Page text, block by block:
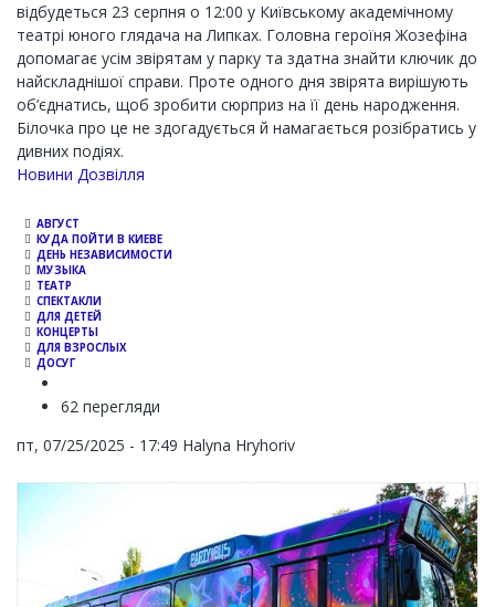
відбудеться 23 серпня о 12:00 у Київському академічному
театрі юного глядача на Липках. Головна героїня Жозефіна
допомагає усім звірятам у парку та здатна знайти ключик до
найскладнішої справи. Проте одного дня звірята вирішують
об’єднатись, щоб зробити сюрприз на її день народження.
Білочка про це не здогадується й намагається розібратись у
дивних подіях.
Channel
Новини Дозвілля
АВГУСТ
КУДА ПОЙТИ В КИЕВЕ
ДЕНЬ НЕЗАВИСИМОСТИ
МУЗЫКА
ТЕАТР
СПЕКТАКЛИ
ДЛЯ ДЕТЕЙ
КОНЦЕРТЫ
ДЛЯ ВЗРОСЛЫХ
ДОСУГ
62 перегляди
пт, 07/25/2025 - 17:49 Halyna Hryhoriv